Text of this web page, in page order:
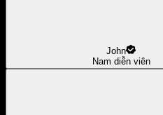
John
Nam diễn viên